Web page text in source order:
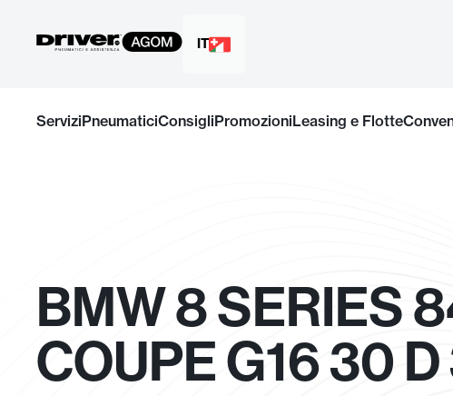
contenuto
IT
ServiziPneumaticiConsigliPromozioniLeasing e Flotte
BMW 8 SERIES
COUPE G16 30